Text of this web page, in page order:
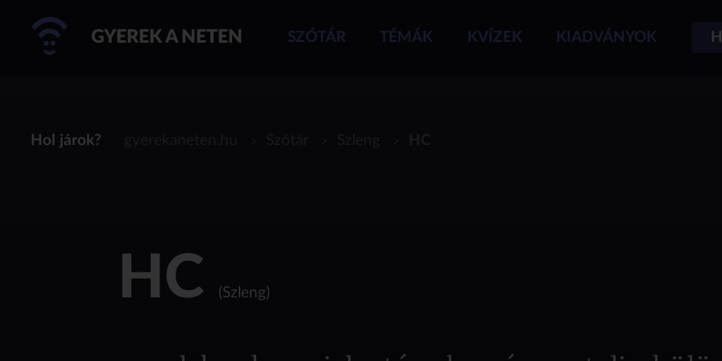
GYEREK A NETEN SZÓTÁR TÉMÁK KVÍZEK KIADVÁNYOK
Hol járok?
HC (Szleng)